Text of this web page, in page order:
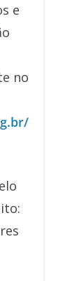
e
no